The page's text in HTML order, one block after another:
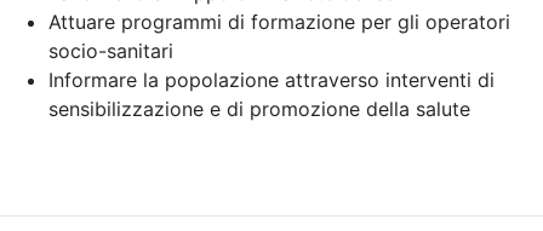
Attuare programmi di formazione per gli operatori
socio-sanitari
Informare la popolazione attraverso interventi di
sensibilizzazione e di promozione della salute